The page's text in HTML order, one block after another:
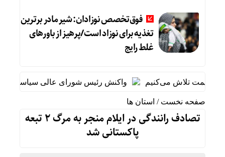
فوق‌تخصص نوزادان: شیر مادر برترین
تغذیه برای نوزاد است/پرهیز از باورهای
غلط رایج
قیمت تلاش می‌کنیم واکنش رئیس شورای عالی سیاسی یمن به
صفحه نخست / استان ها
تصادف رانندگی در ایلام منجر به مرگ ۲ تبعه
پاکستانی شد